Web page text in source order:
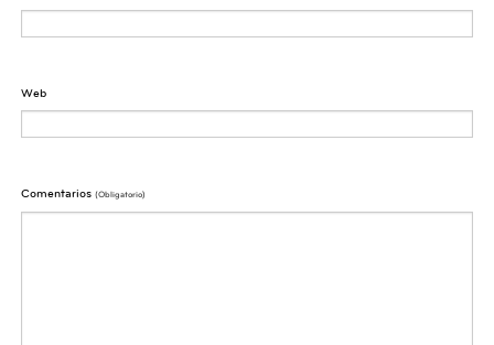
Web
Comentarios (obligatorio)